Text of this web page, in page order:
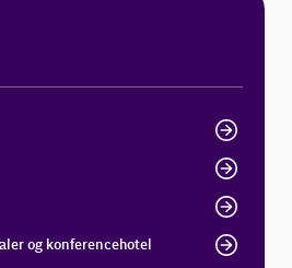
og konferencehotel